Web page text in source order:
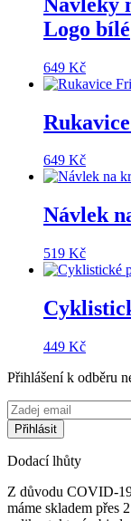
Logo bílé
649 Kč
649 Kč
Návlek
519 Kč
449 Kč
Přihlášení k odběru
Dodací lhůty
Z důvodu COVID-
máme skladem přes